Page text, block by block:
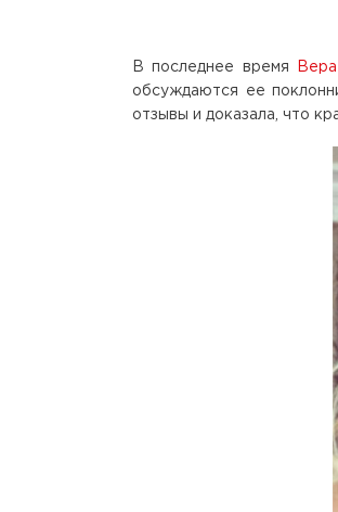
В последнее время
обсуждаются ее
отзывы и доказала, что